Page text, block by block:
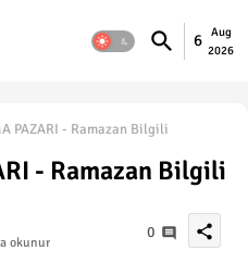
6
Aug
2026
PAZARI - Ramazan Bilgili
- Ramazan Bilgili
okunur
0 share